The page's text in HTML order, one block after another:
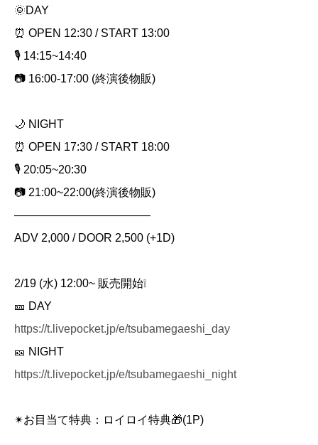
🌞DAY
⏰ OPEN 12:30 / START 13:00
🎙 14:15~14:40
📷 16:00-17:00 (終演後物販)
🌙 NIGHT
⏰ OPEN 17:30 / START 18:00
🎙 20:05~20:30
📷 21:00~22:00(終演後物販)
————————————
ADV 2,000 / DOOR 2,500 (+1D)
2/19 (水) 12:00~ 販売開始❕
🎫 DAY
https://t.livepocket.jp/e/tsubamegaeshi_day
🎫 NIGHT
https://t.livepocket.jp/e/tsubamegaeshi_night
✴︎お目当て特典：ロイロイ特典🎁(1P)